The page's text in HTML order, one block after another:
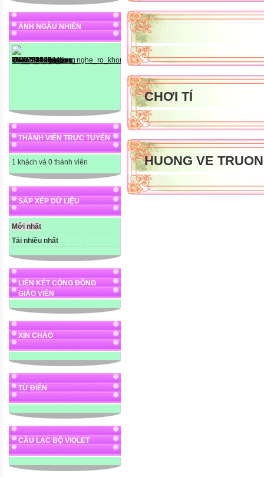
ẢNH NGẪU NHIÊN
THÀNH VIÊN TRỰC TUYẾN
1 khách và 0 thành viên
SẮP XẾP DỮ LIỆU
Mới nhất
Tải nhiều nhất
LIÊN KẾT CỘNG ĐỒNG
GIÁO VIÊN
XIN CHÀO
TỪ ĐIỂN
CÂU LẠC BỘ VIOLET
CHƠI TÍ
HUONG VE